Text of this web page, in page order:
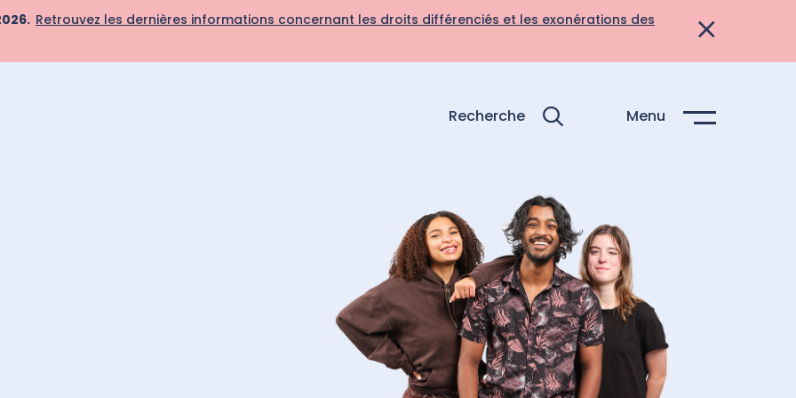
Recherche Menu
Retrouvez les dernières informations concernant les droits différenciés et les exonérations des